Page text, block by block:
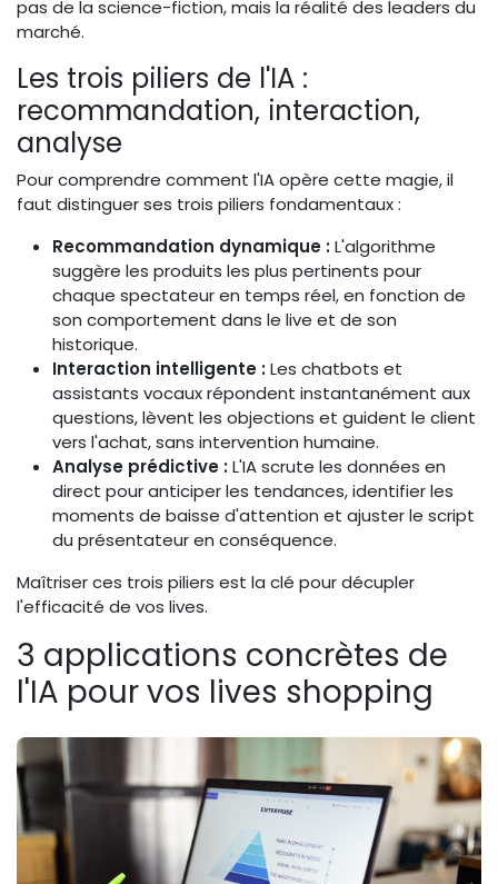
pas de la science-fiction, mais la réalité des leaders du
marché.
Les trois piliers de l'IA :
recommandation, interaction,
analyse
Pour comprendre comment l'IA opère cette magie, il
faut distinguer ses trois piliers fondamentaux :
Recommandation dynamique :L'algorithme
suggère les produits les plus pertinents pour
chaque spectateur en temps réel, en fonction de
son comportement dans le live et de son
historique.
Interaction intelligente :Les chatbots et
assistants vocaux répondent instantanément aux
questions, lèvent les objections et guident le client
vers l'achat, sans intervention humaine.
Analyse prédictive :L'IA scrute les données en
direct pour anticiper les tendances, identifier les
moments de baisse d'attention et ajuster le script
du présentateur en conséquence.
Maîtriser ces trois piliers est la clé pour décupler
l'efficacité de vos lives.
3 applications concrètes de
l'IA pour vos lives shopping